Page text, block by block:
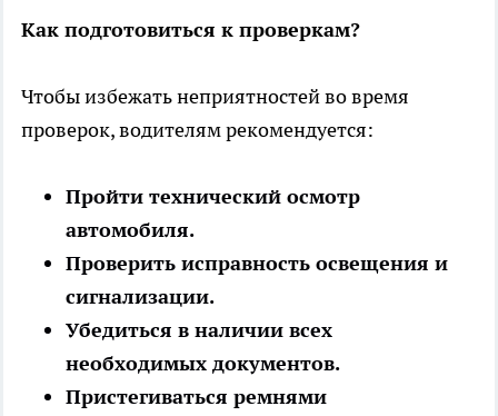
Как подготовиться к проверкам?
Чтобы избежать неприятностей во время
проверок, водителям рекомендуется:
Пройти технический осмотр
автомобиля.
Проверить исправность освещения и
сигнализации.
Убедиться в наличии всех
необходимых документов.
Пристегиваться ремнями